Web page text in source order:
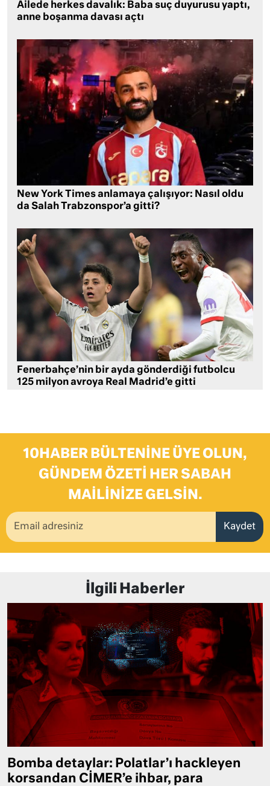
Ailede herkes davalık: Baba suç duyurusu yaptı,
anne boşanma davası açtı
New York Times anlamaya çalışıyor: Nasıl oldu
da Salah Trabzonspor’a gitti?
Fenerbahçe’nin bir ayda gönderdiği futbolcu
125 milyon avroya Real Madrid’e gitti
10HABER BÜLTENINE ÜYE OLUN,
GÜNDEM ÖZETI HER SABAH
MAILINIZE GELSIN.
Kaydet
İlgili Haberler
Bomba detaylar: Polatlar’ı hackleyen
korsandan CİMER’e ihbar, para